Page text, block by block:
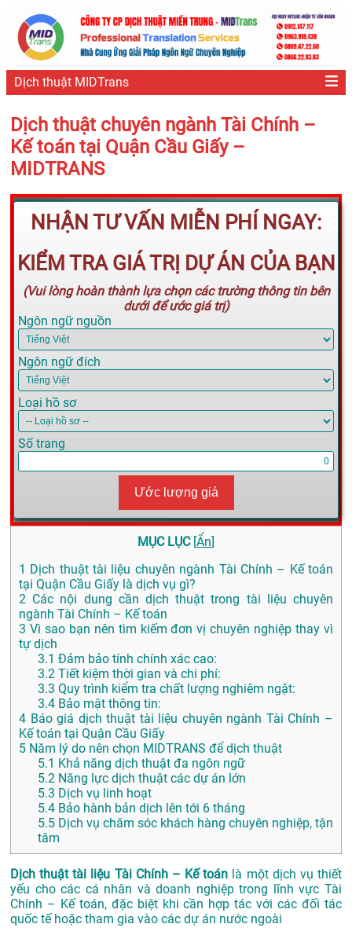
Dịch thuật MIDTrans
Dịch thuật chuyên ngành Tài Chính –
Kế toán tại Quận Cầu Giấy –
MIDTRANS
NHẬN TƯ VẤN MIỄN PHÍ NGAY:
KIỂM TRA GIÁ TRỊ DỰ ÁN CỦA BẠN
(Vui lòng hoàn thành lựa chọn các trường thông tin bên
dưới để ước giá trị)
Ngôn ngữ nguồn
Ngôn ngữ đích
Loại hồ sơ
Số trang
Ước lượng giá
MỤC LỤC [Ẩn]
1 Dịch thuật tài liệu chuyên ngành Tài Chính – Kế toán
tại Quận Cầu Giấy là dịch vụ gì?
2 Các nội dung cần dịch thuật trong tài liệu chuyên
ngành Tài Chính – Kế toán
3 Vì sao bạn nên tìm kiếm đơn vị chuyên nghiệp thay vì
tự dịch
3.1 Đảm bảo tính chính xác cao:
3.2 Tiết kiệm thời gian và chi phí:
3.3 Quy trình kiểm tra chất lượng nghiêm ngặt:
3.4 Bảo mật thông tin:
4 Báo giá dịch thuật tài liệu chuyên ngành Tài Chính –
Kế toán tại Quận Cầu Giấy
5 Năm lý do nên chọn MIDTRANS để dịch thuật
5.1 Khả năng dịch thuật đa ngôn ngữ
5.2 Năng lực dịch thuật các dự án lớn
5.3 Dịch vụ linh hoạt
5.4 Bảo hành bản dịch lên tới 6 tháng
5.5 Dịch vụ chăm sóc khách hàng chuyên nghiệp, tận
tâm
Dịch thuật tài liệu Tài Chính – Kế toán là một dịch vụ thiết
yếu cho các cá nhân và doanh nghiệp trong lĩnh vực Tài
Chính – Kế toán, đặc biệt khi cần hợp tác với các đối tác
quốc tế hoặc tham gia vào các dự án nước ngoài